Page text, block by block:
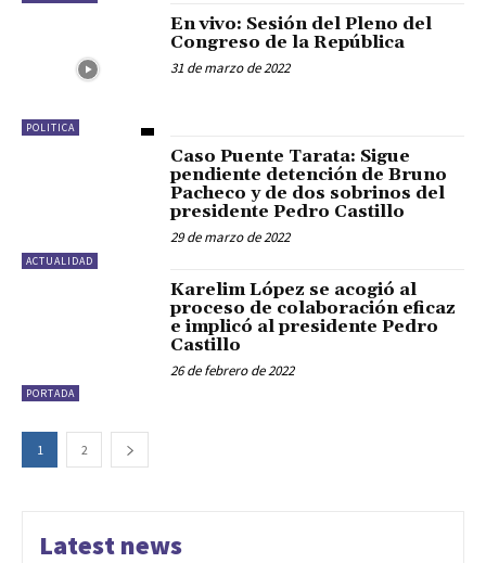
POLITICA
En vivo: Sesión del Pleno del
Congreso de la República
31 de marzo de 2022
ACTUALIDAD
Caso Puente Tarata: Sigue
pendiente detención de Bruno
Pacheco y de dos sobrinos del
presidente Pedro Castillo
29 de marzo de 2022
PORTADA
Karelim López se acogió al
proceso de colaboración eficaz
e implicó al presidente Pedro
Castillo
26 de febrero de 2022
1 2
Latest news